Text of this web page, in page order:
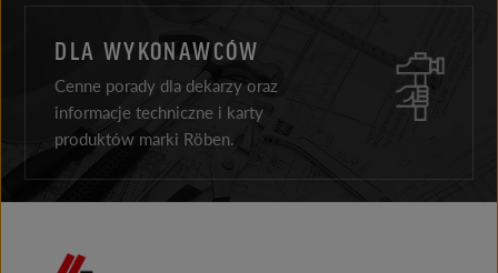
DLA WYKONAWCÓW
Cenne porady dla dekarzy oraz
informacje techniczne i karty
produktów marki Röben.